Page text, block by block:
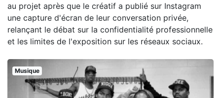
au projet après que le créatif a publié sur Instagram
une capture d'écran de leur conversation privée,
relançant le débat sur la confidentialité professionnelle
et les limites de l'exposition sur les réseaux sociaux.
Musique